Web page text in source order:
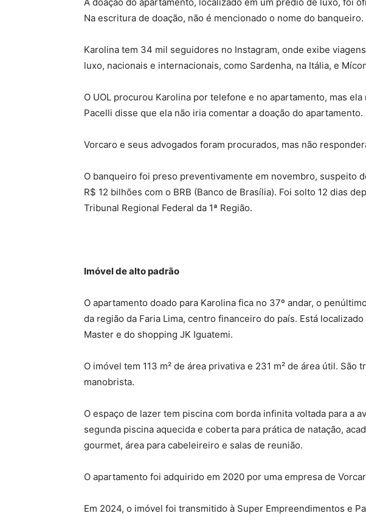
A doação do apartamento, localizado em um prédio de luxo, foi
Na escritura de doação, não é mencionado o nome do
Karolina tem 34 mil seguidores no Instagram, onde exibe
luxo, nacionais e internacionais, como Sardenha, na Itália, e
O UOL procurou Karolina por telefone e no apartamento, mas
Pacelli disse que ela não iria comentar a doação do apartamento.
Vorcaro e seus advogados foram procurados, mas não
O banqueiro foi preso preventivamente em novembro, suspeito
R$ 12 bilhões com o BRB (Banco de Brasília). Foi solto 12 dias
Tribunal Regional Federal da 1ª Região.
Imóvel de alto padrão
O apartamento doado para Karolina fica no 37º andar, o
da região da Faria Lima, centro financeiro do país. Está
Master e do shopping JK Iguatemi.
O imóvel tem 113 m² de área privativa e 231 m² de área útil. São
manobrista.
O espaço de lazer tem piscina com borda infinita voltada para a
segunda piscina aquecida e coberta para prática de natação,
gourmet, área para cabeleireiro e salas de reunião.
O apartamento foi adquirido em 2020 por uma empresa de
Em 2024, o imóvel foi transmitido à Super Empreendimentos e